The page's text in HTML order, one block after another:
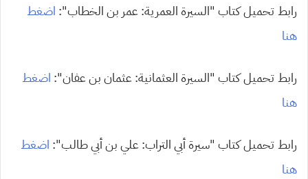
رابط تحميل كتاب “السيرة العمرية: عمر بن الخطاب”: اضغط
هنا
رابط تحميل كتاب “السيرة العثمانية: عثمان بن عفان”: اضغط
هنا
رابط تحميل كتاب “سيرة أبي التراب: علي بن أبي طالب”: اضغط
هنا